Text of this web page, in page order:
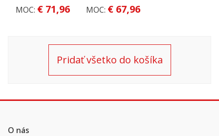
oranžový
výpredaj
MOC: € 71,96
výpredaj
MOC: € 67,96
Pridať všetko do košíka
O nás